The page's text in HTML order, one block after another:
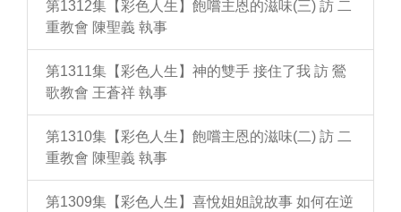
第1312集【彩色人生】飽嚐主恩的滋味(三) 訪 二
重教會 陳聖義 執事
第1311集【彩色人生】神的雙手 接住了我 訪 鶯
歌教會 王蒼祥 執事
第1310集【彩色人生】飽嚐主恩的滋味(二) 訪 二
重教會 陳聖義 執事
第1309集【彩色人生】喜悅姐姐說故事 如何在逆